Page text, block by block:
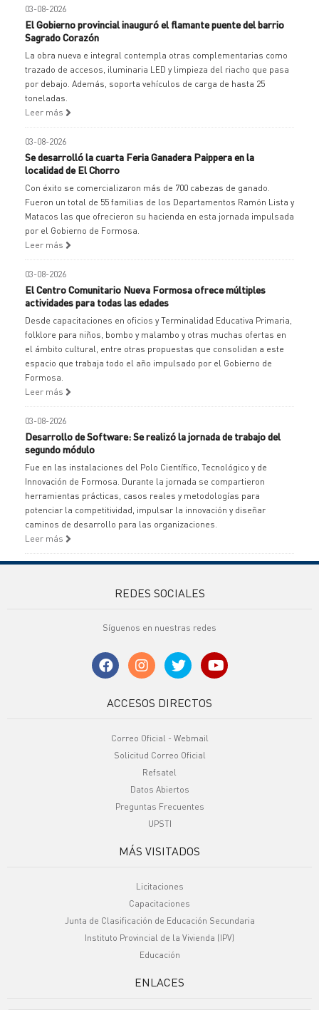
03-08-2026
El Gobierno provincial inauguró el flamante puente del barrio
Sagrado Corazón
La obra nueva e integral contempla otras complementarias como
trazado de accesos, iluminaria LED y limpieza del riacho que pasa
por debajo. Además, soporta vehículos de carga de hasta 25
toneladas.
Leer más
03-08-2026
Se desarrolló la cuarta Feria Ganadera Paippera en la
localidad de El Chorro
Con éxito se comercializaron más de 700 cabezas de ganado.
Fueron un total de 55 familias de los Departamentos Ramón Lista y
Matacos las que ofrecieron su hacienda en esta jornada impulsada
por el Gobierno de Formosa.
Leer más
03-08-2026
El Centro Comunitario Nueva Formosa ofrece múltiples
actividades para todas las edades
Desde capacitaciones en oficios y Terminalidad Educativa Primaria,
folklore para niños, bombo y malambo y otras muchas ofertas en
el ámbito cultural, entre otras propuestas que consolidan a este
espacio que trabaja todo el año impulsado por el Gobierno de
Formosa.
Leer más
03-08-2026
Desarrollo de Software: Se realizó la jornada de trabajo del
segundo módulo
Fue en las instalaciones del Polo Científico, Tecnológico y de
Innovación de Formosa. Durante la jornada se compartieron
herramientas prácticas, casos reales y metodologías para
potenciar la competitividad, impulsar la innovación y diseñar
caminos de desarrollo para las organizaciones.
Leer más
REDES SOCIALES
Síguenos en nuestras redes
ACCESOS DIRECTOS
Correo Oficial - Webmail
Solicitud Correo Oficial
Refsatel
Datos Abiertos
Preguntas Frecuentes
UPSTI
MÁS VISITADOS
Licitaciones
Capacitaciones
Junta de Clasificación de Educación Secundaria
Instituto Provincial de la Vivienda (IPV)
Educación
ENLACES